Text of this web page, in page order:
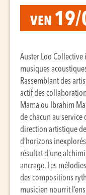
VEN 19/
Auster Loo Collective
musiques
Rassemblant des
actif des
Mama ou Ibrahim
de chacun au service
direction artistique
d’horizons
résultat d’une
ancrage. Les
des compositions
musicien nourrit